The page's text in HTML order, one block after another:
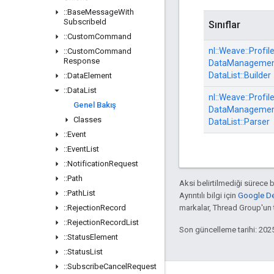
::BaseMessageWith
SubscribeId
::CustomCommand
::CustomCommand
Response
::DataElement
::DataList
Genel Bakış
Classes
::Event
::EventList
::NotificationRequest
::Path
::PathList
::RejectionRecord
::RejectionRecordList
::StatusElement
::StatusList
::SubscribeCancel Request
Sınıflar
nl::Weave::
DataList::Builder
nl::Weave::
DataList::Parser
Aksi belirtilmediği sürece
Ayrıntılı bilgi için Google
markalar, Thread Group'un
Son güncelleme tarihi: